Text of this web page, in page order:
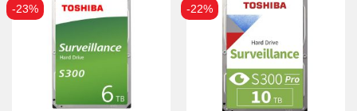
-23% -22%